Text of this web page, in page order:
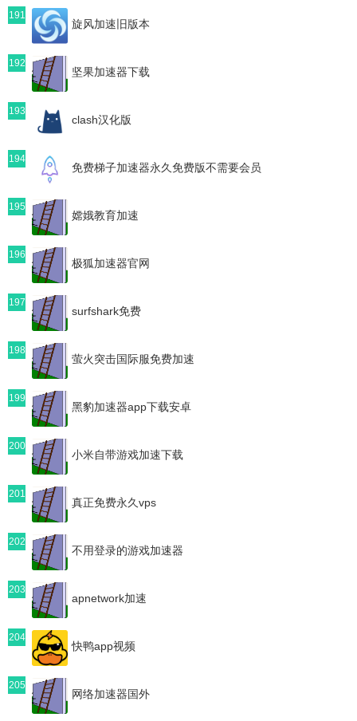
191
旋风加速旧版本
192
坚果加速器下载
193
clash汉化版
194
免费梯子加速器永久免费版不需要会员
195
嫦娥教育加速
196
极狐加速器官网
197
surfshark免费
198
萤火突击国际服免费加速
199
黑豹加速器app下载安卓
200
小米自带游戏加速下载
201
真正免费永久vps
202
不用登录的游戏加速器
203
apnetwork加速
204
快鸭app视频
205
网络加速器国外